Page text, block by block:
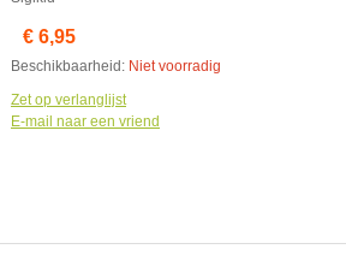
€ 6,95
Beschikbaarheid: Niet voorradig
Zet op verlanglijst
E-mail naar een vriend